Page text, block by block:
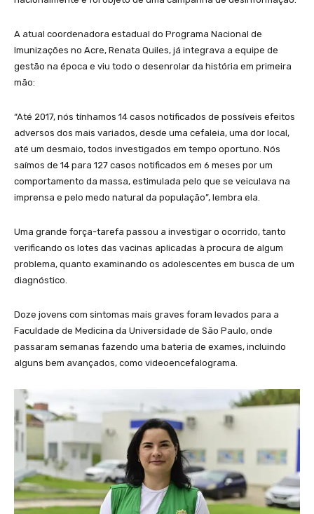
A atual coordenadora estadual do Programa Nacional de
Imunizações no Acre, Renata Quiles, já integrava a equipe de
gestão na época e viu todo o desenrolar da história em primeira
mão:
“Até 2017, nós tínhamos 14 casos notificados de possíveis efeitos
adversos dos mais variados, desde uma cefaleia, uma dor local,
até um desmaio, todos investigados em tempo oportuno. Nós
saímos de 14 para 127 casos notificados em 6 meses por um
comportamento da massa, estimulada pelo que se veiculava na
imprensa e pelo medo natural da população”, lembra ela.
Uma grande força-tarefa passou a investigar o ocorrido, tanto
verificando os lotes das vacinas aplicadas à procura de algum
problema, quanto examinando os adolescentes em busca de um
diagnóstico.
Doze jovens com sintomas mais graves foram levados para a
Faculdade de Medicina da Universidade de São Paulo, onde
passaram semanas fazendo uma bateria de exames, incluindo
alguns bem avançados, como videoencefalograma.